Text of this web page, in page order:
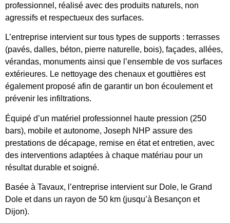
professionnel, réalisé avec des produits naturels, non
agressifs et respectueux des surfaces.
L’entreprise intervient sur tous types de supports : terrasses
(pavés, dalles, béton, pierre naturelle, bois), façades, allées,
vérandas, monuments ainsi que l’ensemble de vos surfaces
extérieures. Le nettoyage des chenaux et gouttières est
également proposé afin de garantir un bon écoulement et
prévenir les infiltrations.
Équipé d’un matériel professionnel haute pression (250
bars), mobile et autonome, Joseph NHP assure des
prestations de décapage, remise en état et entretien, avec
des interventions adaptées à chaque matériau pour un
résultat durable et soigné.
Basée à Tavaux, l’entreprise intervient sur Dole, le Grand
Dole et dans un rayon de 50 km (jusqu’à Besançon et
Dijon).